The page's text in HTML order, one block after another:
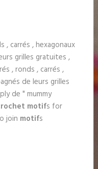
, carrés , hexagonaux
grilles gratuites ,
, ronds , carrés ,
de leurs grilles
de " mummy
motifs for
join motifs